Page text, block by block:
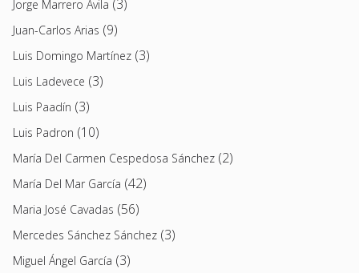
Jorge Marrero Ávila (3)
Juan-Carlos Arias (9)
Luis Domingo Martínez (3)
Luis Ladevece (3)
Luis Paadín (3)
Luis Padron (10)
María Del Carmen Cespedosa Sánchez (2)
María Del Mar García (42)
Maria José Cavadas (56)
Mercedes Sánchez Sánchez (3)
Miguel Ángel García (3)